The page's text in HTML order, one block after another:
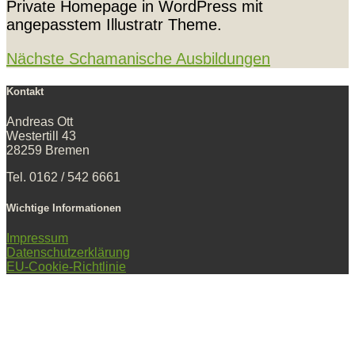
Private Homepage in WordPress mit
angepasstem Illustratr Theme.
Beitragsnavigation
Nächste Schamanische Ausbildungen
Kontakt
Andreas Ott
Westertill 43
28259 Bremen
Tel. 0162 / 542 6661
Wichtige Informationen
Impressum
Datenschutzerklärung
EU-Cookie-Richtlinie